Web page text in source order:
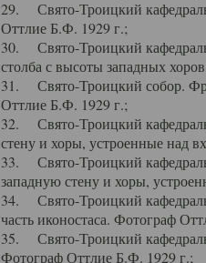
29. Свято-Троицкий
Оттлие Б.Ф. 1929 г.;
30. Свято-Троицкий
столба с высоты западных
31. Свято-Троицкий собор.
Оттлие Б.Ф. 1929 г.;
32. Свято-Троицкий
стену и хоры, устроенные над
33. Свято-Троицкий
западную стену и хоры,
34. Свято-Троицкий
часть иконостаса. Фотограф
35. Свято-Троицкий
Фотограф Оттлие Б.Ф. 1929 г.;